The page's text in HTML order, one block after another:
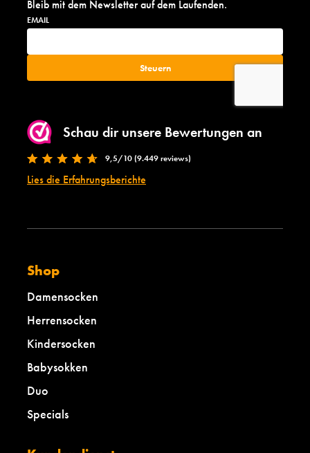
Bleib mit dem Newsletter auf dem Laufenden.
Schau dir unsere Bewertungen an
9,5/10 (9.449 reviews)
Lies die Erfahrungsberichte
Shop
Damensocken
Herrensocken
Kindersocken
Babysokken
Duo
Specials